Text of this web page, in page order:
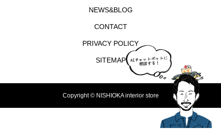
NEWS&BLOG
CONTACT
PRIVACY POLICY
SITEMAP
Copyright © NISHIOKA interior store
MAP